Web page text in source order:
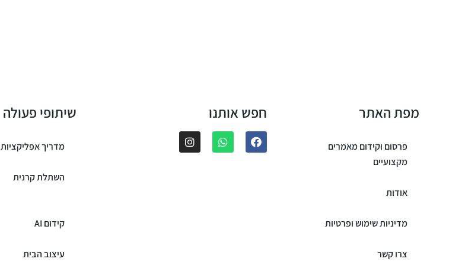
מפת האתר
פרסום וקידום מאמרים
מקצועיים
אודות
מדיניות שימוש ופרטיות
צרו קשר
חפש אותנו שיתופי פעולה
מדריך אפליקציות
השתלת קרנית
קידום AI
עיצוב הבית